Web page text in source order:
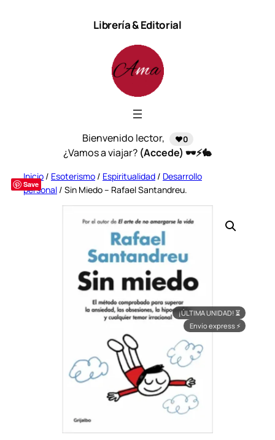
Librería & Editorial
Bienvenido lector, ❤️0
¿Vamos a viajar? (Accede) 🕶️⚡🐇
Save
Inicio / Esoterismo / Espiritualidad / Desarrollo
personal / Sin Miedo – Rafael Santandreu.
¡ÚLTIMA UNIDAD!⏳
Envío express ⚡